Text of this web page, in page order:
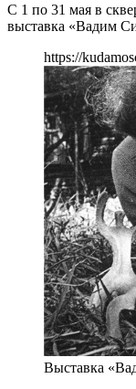
С 1 по 31 мая в
выставка «Вадим
https://
Выставка